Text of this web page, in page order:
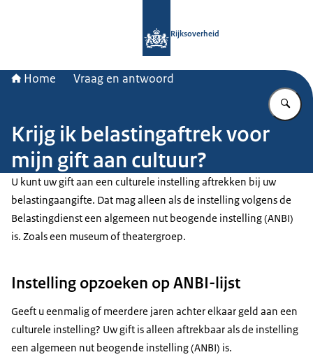
Rijksoverheid
Home Vraag en antwoord
Krijg ik belastingaftrek voor
mijn gift aan cultuur?
U kunt uw gift aan een culturele instelling aftrekken bij uw
belastingaangifte. Dat mag alleen als de instelling volgens de
Belastingdienst een algemeen nut beogende instelling (ANBI)
is. Zoals een museum of theatergroep.
Instelling opzoeken op ANBI-lijst
Geeft u eenmalig of meerdere jaren achter elkaar geld aan een
culturele instelling? Uw gift is alleen aftrekbaar als de instelling
een algemeen nut beogende instelling (ANBI) is.